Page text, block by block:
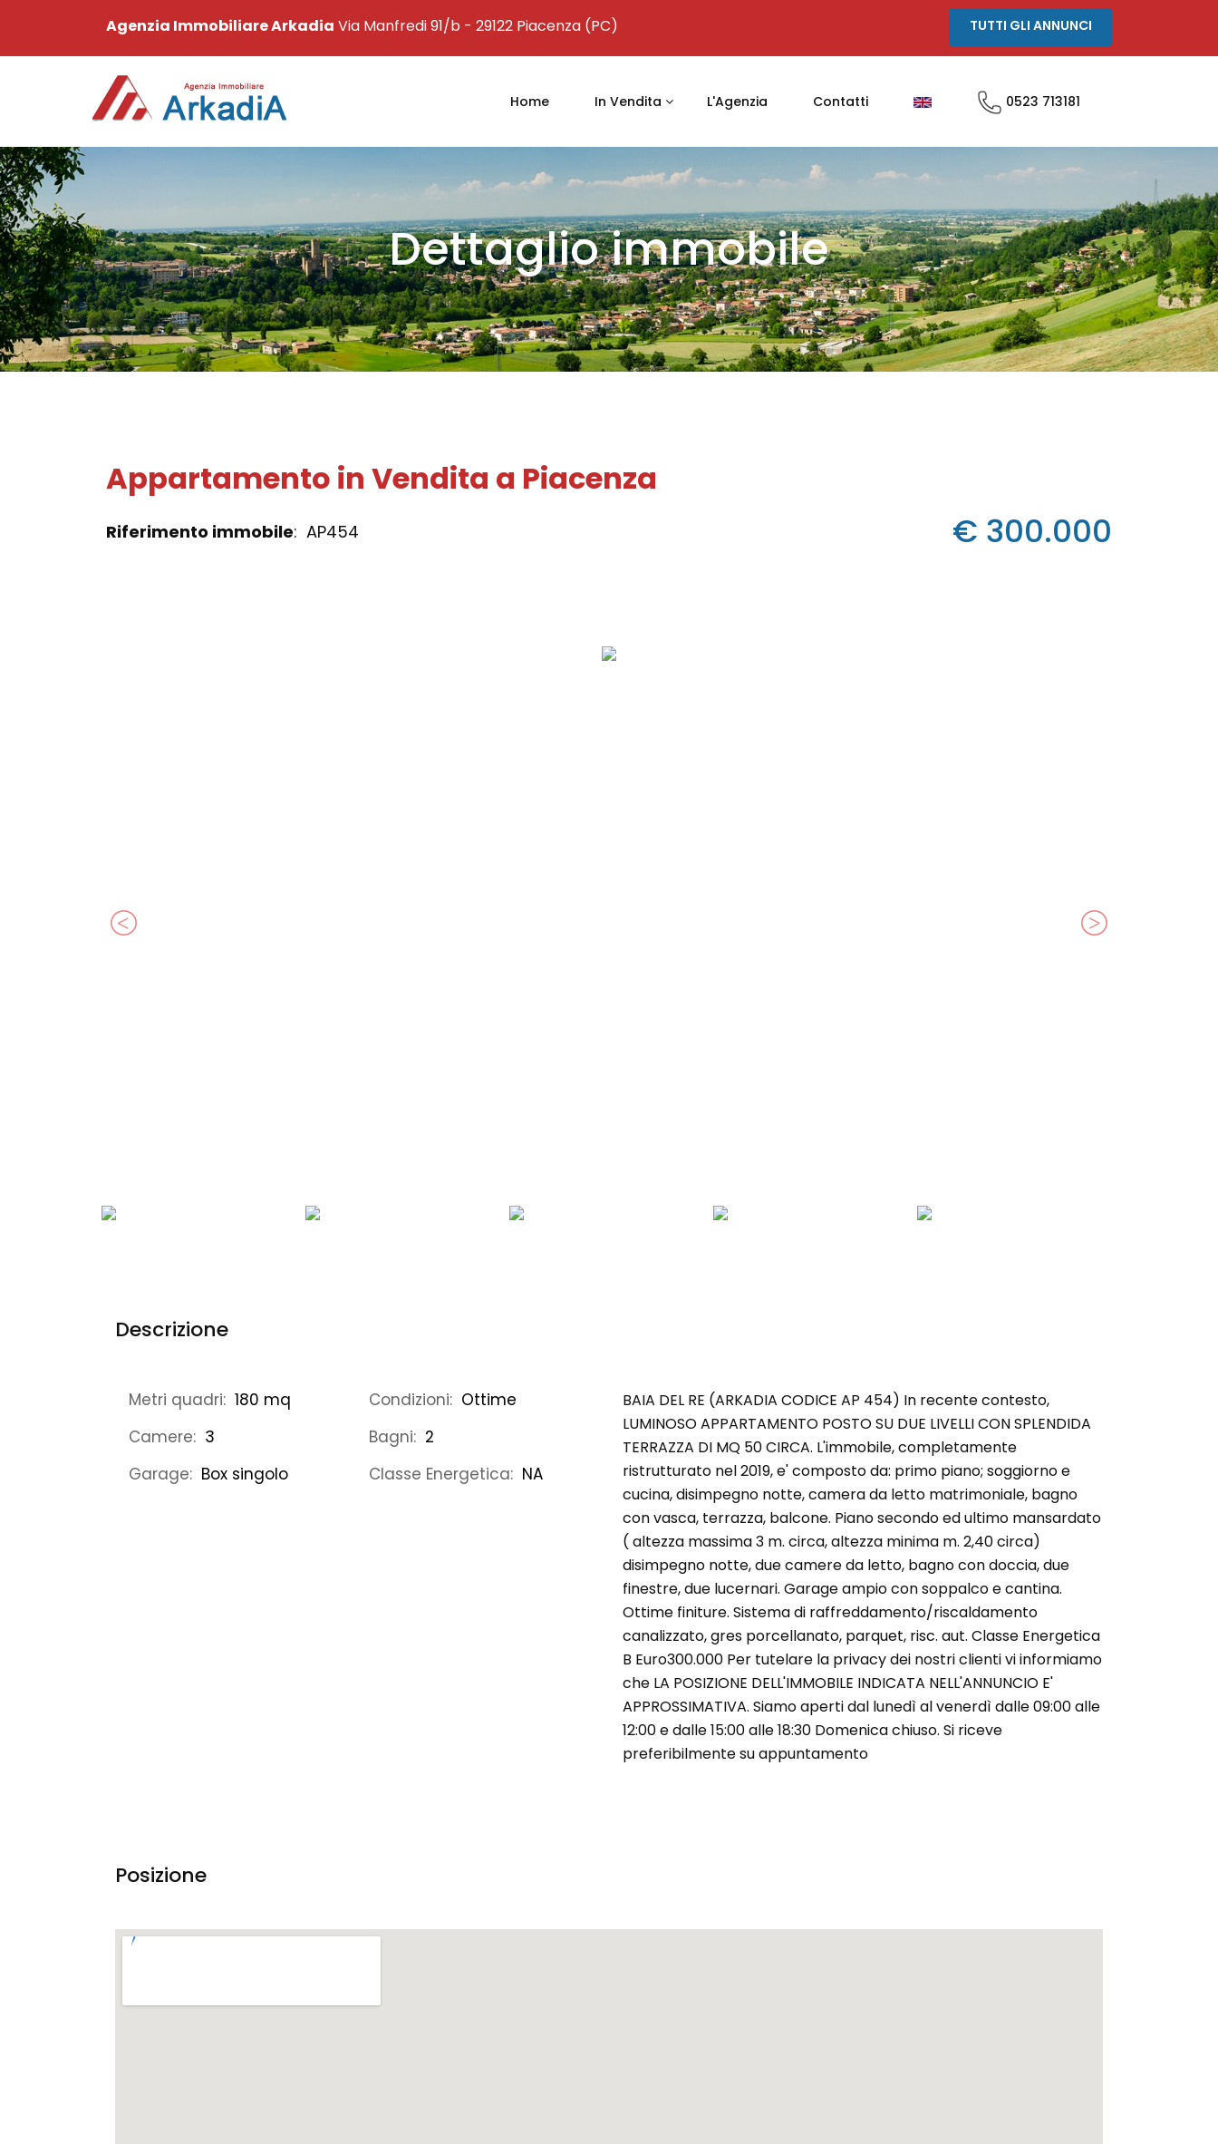
Agenzia Immobiliare Arkadia Via Manfredi 91/b - 29122 Piacenza (PC) TUTTI GLI ANNUNCI
Home In Vendita L'Agenzia Contatti 0523 713181
Dettaglio immobile
Appartamento in Vendita a Piacenza
Riferimento immobile: AP454 € 300.000
Descrizione
Metri quadri: 180 mq Condizioni: Ottime
Camere: 3 Bagni: 2
Garage: Box singolo Classe Energetica: NA
BAIA DEL RE (ARKADIA CODICE AP 454) In recente contesto,
LUMINOSO APPARTAMENTO POSTO SU DUE LIVELLI CON SPLENDIDA
TERRAZZA DI MQ 50 CIRCA. L'immobile, completamente
ristrutturato nel 2019, e' composto da: primo piano; soggiorno e
cucina, disimpegno notte, camera da letto matrimoniale, bagno
con vasca, terrazza, balcone. Piano secondo ed ultimo mansardato
( altezza massima 3 m. circa, altezza minima m. 2,40 circa)
disimpegno notte, due camere da letto, bagno con doccia, due
finestre, due lucernari. Garage ampio con soppalco e cantina.
Ottime finiture. Sistema di raffreddamento/riscaldamento
canalizzato, gres porcellanato, parquet, risc. aut. Classe Energetica
B Euro300.000 Per tutelare la privacy dei nostri clienti vi informiamo
che LA POSIZIONE DELL'IMMOBILE INDICATA NELL'ANNUNCIO E'
APPROSSIMATIVA. Siamo aperti dal lunedì al venerdì dalle 09:00 alle
12:00 e dalle 15:00 alle 18:30 Domenica chiuso. Si riceve
preferibilmente su appuntamento
Posizione